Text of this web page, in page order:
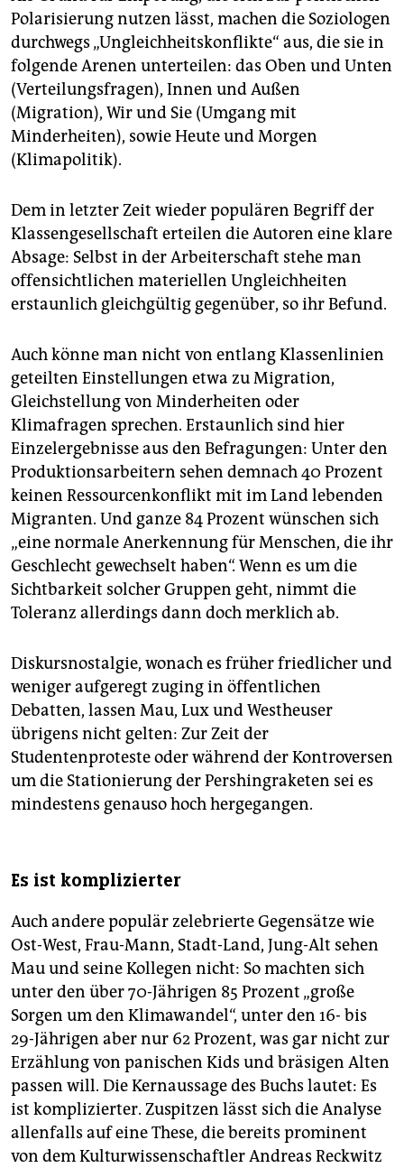
Polarisierung nutzen lässt, machen die Soziologen
durchwegs „Ungleichheitskonflikte“ aus, die sie in
folgende Arenen unterteilen: das Oben und Unten
(Verteilungsfragen), Innen und Außen
(Migration), Wir und Sie (Umgang mit
Minderheiten), sowie Heute und Morgen
(Klimapolitik).
Dem in letzter Zeit wieder populären Begriff der
Klassengesellschaft erteilen die Autoren eine klare
Absage: Selbst in der Arbeiterschaft stehe man
offensichtlichen materiellen Ungleichheiten
erstaunlich gleichgültig gegenüber, so ihr Befund.
Auch könne man nicht von entlang Klassenlinien
geteilten Einstellungen etwa zu Migration,
Gleichstellung von Minderheiten oder
Klimafragen sprechen. Erstaunlich sind hier
Einzelergebnisse aus den Befragungen: Unter den
Produktionsarbeitern sehen demnach 40 Prozent
keinen Ressourcenkonflikt mit im Land lebenden
Migranten. Und ganze 84 Prozent wünschen sich
„eine normale Anerkennung für Menschen, die ihr
Geschlecht gewechselt haben“. Wenn es um die
Sichtbarkeit solcher Gruppen geht, nimmt die
Toleranz allerdings dann doch merklich ab.
Diskursnostalgie, wonach es früher friedlicher und
weniger aufgeregt zuging in öffentlichen
Debatten, lassen Mau, Lux und Westheuser
übrigens nicht gelten: Zur Zeit der
Studentenproteste oder während der Kontroversen
um die Stationierung der Pershingraketen sei es
mindestens genauso hoch hergegangen.
Es ist komplizierter
Auch andere populär zelebrierte Gegensätze wie
Ost-West, Frau-Mann, Stadt-Land, Jung-Alt sehen
Mau und seine Kollegen nicht: So machten sich
unter den über 70-Jährigen 85 Prozent „große
Sorgen um den Klimawandel“, unter den 16- bis
29-Jährigen aber nur 62 Prozent, was gar nicht zur
Erzählung von panischen Kids und bräsigen Alten
passen will. Die Kernaussage des Buchs lautet: Es
ist komplizierter. Zuspitzen lässt sich die Analyse
allenfalls auf eine These, die bereits prominent
von dem Kulturwissenschaftler Andreas Reckwitz